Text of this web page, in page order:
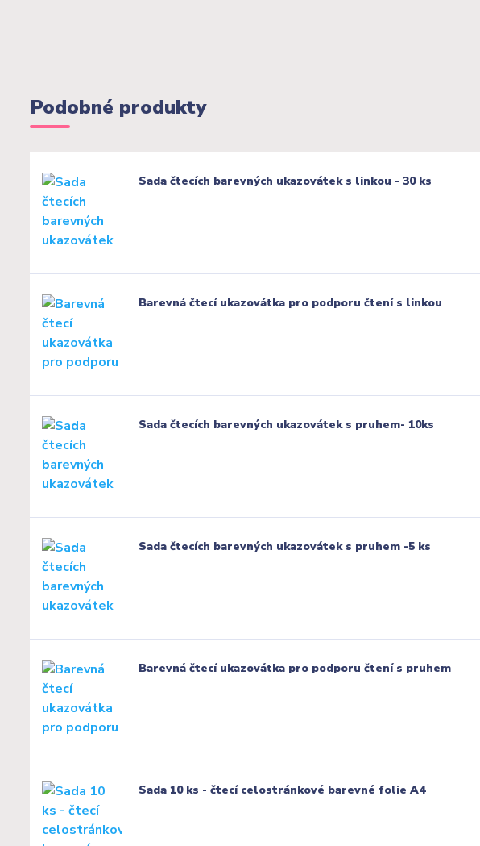
Podobné produkty
Sada čtecích barevných ukazovátek s linkou - 30 ks
Barevná čtecí ukazovátka pro podporu čtení s linkou
Sada čtecích barevných ukazovátek s pruhem- 10ks
Sada čtecích barevných ukazovátek s pruhem -5 ks
Barevná čtecí ukazovátka pro podporu čtení s pruhem
Sada 10 ks - čtecí celostránkové barevné folie A4